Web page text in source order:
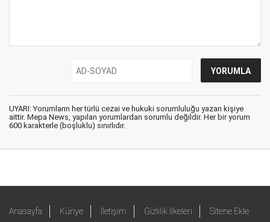
UYARI: Yorumların her türlü cezai ve hukuki sorumluluğu yazan kişiye
aittir. Mepa News, yapılan yorumlardan sorumlu değildir. Her bir yorum
600 karakterle (boşluklu) sınırlıdır.
Anasayfa Künye İletişim Gizlilik İlkeleri Sitene Ekle